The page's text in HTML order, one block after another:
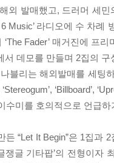
외 발매했고, 드러머 세
Music’ 라디오에 수 차
‘The Fader’ 매거진에 프
서 데모를 만들며 2집의
블리는 해외발매를 세팅
‘Billboard’,
수미를 호의적으로 언급하
든 “Let It Begin”은 1집과
글쟁글 기타팝’의 전형이